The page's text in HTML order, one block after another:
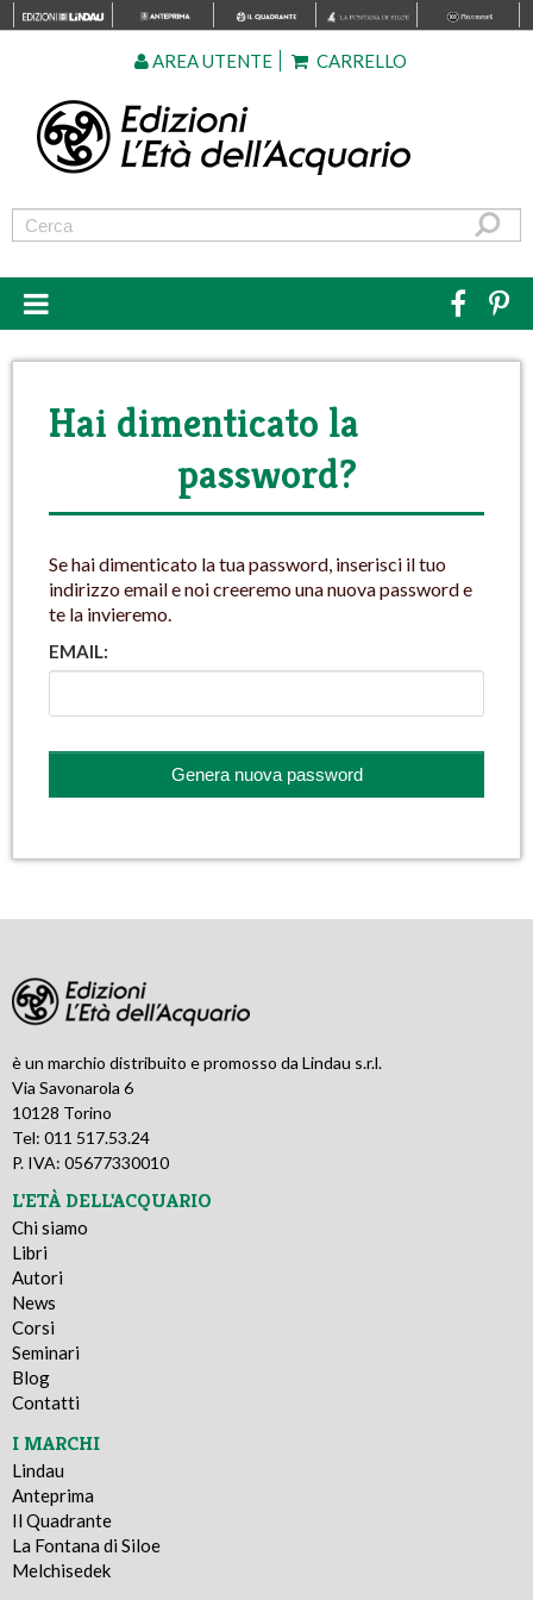
AREA UTENTE CARRELLO
Hai dimenticato la
password?
Se hai dimenticato la tua password, inserisci il tuo
indirizzo email e noi creeremo una nuova password e
te la invieremo.
EMAIL:
è un marchio distribuito e promosso da Lindau s.r.l.
Via Savonarola 6
10128 Torino
Tel: 011 517.53.24
P. IVA: 05677330010
L'ETÀ DELL'ACQUARIO
Chi siamo
Libri
Autori
News
Corsi
Seminari
Blog
Contatti
I MARCHI
Lindau
Anteprima
Il Quadrante
La Fontana di Siloe
Melchisedek